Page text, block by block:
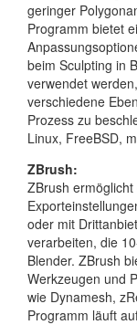
geringer
Programm bietet
beim Sculpting in
verwendet
verschiedene
Prozess zu
Linux, FreeBSD,
ZBrush:
ZBrush
oder mit
verarbeiten, die
Blender. ZBrush
Werkzeugen und
wie Dynamesh,
Programm läuft